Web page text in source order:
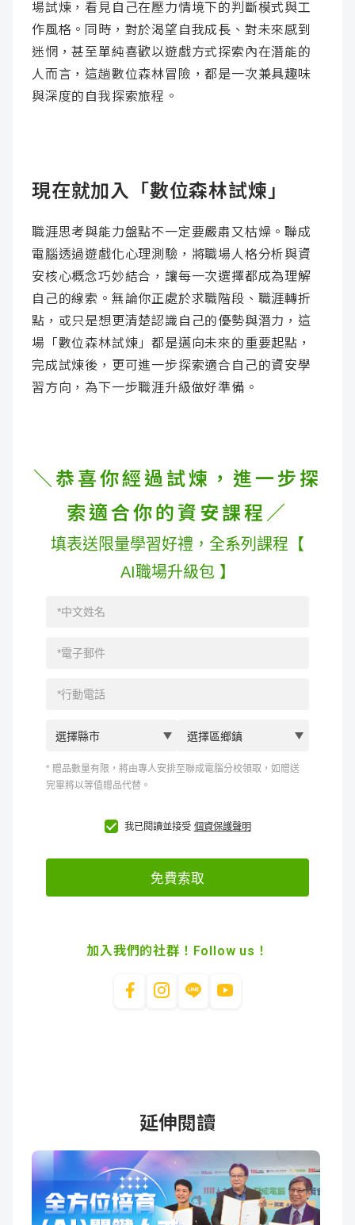
場試煉，看見自己在壓力情境下的判斷模式與工
作風格。同時，對於渴望自我成長、對未來感到
迷惘，甚至單純喜歡以遊戲方式探索內在潛能的
人而言，這趟數位森林冒險，都是一次兼具趣味
與深度的自我探索旅程。
現在就加入「數位森林試煉」
職涯思考與能力盤點不一定要嚴肅又枯燥。聯成
電腦透過遊戲化心理測驗，將職場人格分析與資
安核心概念巧妙結合，讓每一次選擇都成為理解
自己的線索。無論你正處於求職階段、職涯轉折
點，或只是想更清楚認識自己的優勢與潛力，這
場「數位森林試煉」都是邁向未來的重要起點，
完成試煉後，更可進一步探索適合自己的資安學
習方向，為下一步職涯升級做好準備。
＼恭喜你經過試煉，進一步探
索適合你的資安課程／
加入我們的社群！Follow us！
延伸閱讀